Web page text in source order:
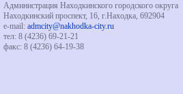
Администрация Находкинского городского округа
Находкинский проспект, 16, г.Находка, 692904
e-mail: admcity@nakhodka-city.ru
тел: 8 (4236) 69-21-21
факс: 8 (4236) 64-19-38